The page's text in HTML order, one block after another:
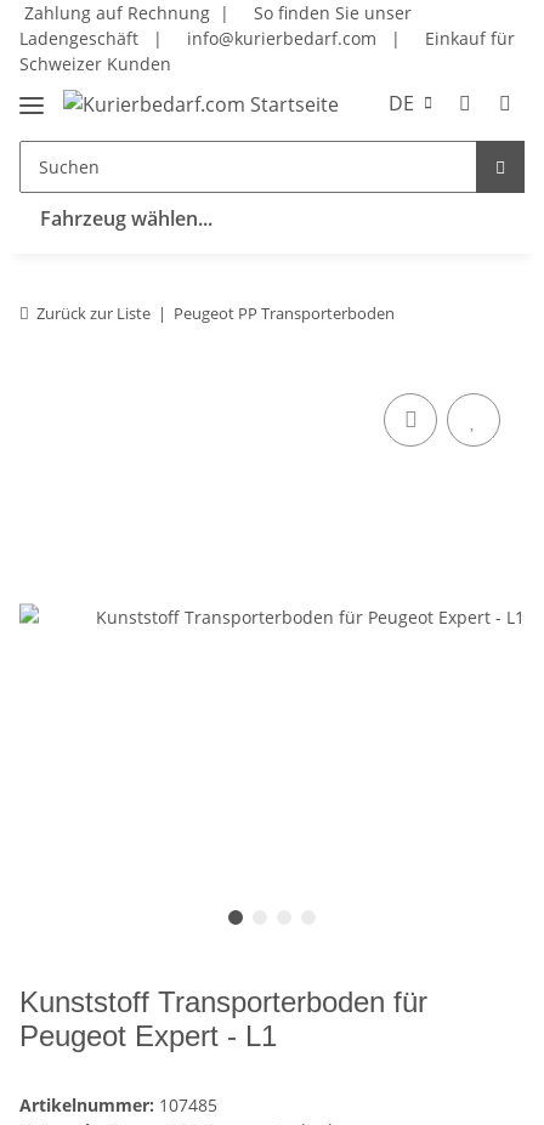
Zahlung auf Rechnung |
So finden Sie unser
Ladengeschäft
| info@kurierbedarf.com |
Einkauf für
Schweizer Kunden
DE
Fahrzeug wählen...
Zurück zur Liste Peugeot PP Transporterboden
Kunststoff Transporterboden für
Peugeot Expert - L1
Artikelnummer: 107485